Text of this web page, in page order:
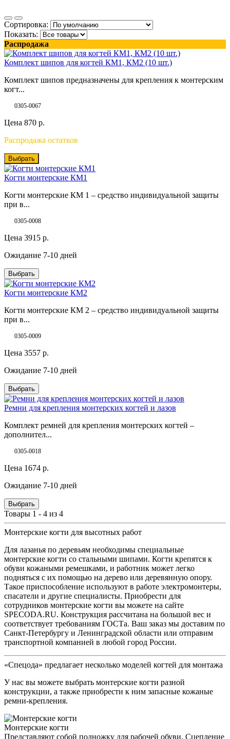
Сортировка:
Показать:
Распродажа
Комплект шипов для когтей КМ1, КМ2 (10 шт.)
Комплект шипов предназначены для крепления к монтерским
когт...
0305-0067
Цена 870 р.
Распродажа остатков
Выбрать
Когти монтерские КМ1
Когти монтерские КМ 1 – средство индивидуальной защиты
при в...
0305-0008
Цена 3915 р.
Ожидание 7-10 дней
Выбрать
Когти монтерские КМ2
Когти монтерские КМ 2 – средство индивидуальной защиты
при в...
0305-0009
Цена 3557 р.
Ожидание 7-10 дней
Выбрать
Ремни для крепления монтерских когтей и лазов
Комплект ремней для крепления монтерских когтей –
дополнител...
0305-0018
Цена 1674 р.
Ожидание 7-10 дней
Выбрать
Товары 1 - 4 из 4
Монтерские когти для высотных работ
Для лазанья по деревьям необходимы специальные
монтерские когти со стальными шипами. Когти крепятся к
обуви кожаными ремешками, и работник может легко
подняться с их помощью на дерево или деревянную опору.
Такое приспособление используют в работе электромонтеры,
спасатели и другие специалисты. Приобрести для
сотрудников монтерские когти вы можете на сайте
SPECODA.RU. Конструкция рассчитана на большой вес и
соответствует требованиям ГОСТа. Ваш заказ мы доставим по
Санкт-Петербургу и Ленинградской области или отправим
транспортной компанией в любой город России.
«Спецода» предлагает несколько моделей когтей для монтажа
У нас вы можете выбрать монтерские когти разной
конструкции, а также приобрести к ним запасные кожаные
ремни-крепления.
Монтерские когти
Представляют собой подножку для рабочей обуви. Сцепление